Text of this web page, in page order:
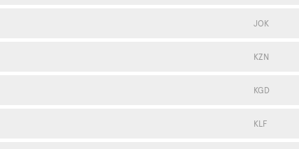
JOK
KZN
KGD
KLF